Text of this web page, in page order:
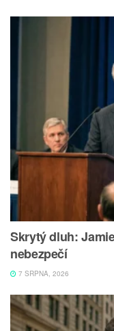
Skrytý dluh:
nebezpečí
7 SRPNA, 2026